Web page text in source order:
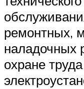
ремонтных,
наладочных
охране